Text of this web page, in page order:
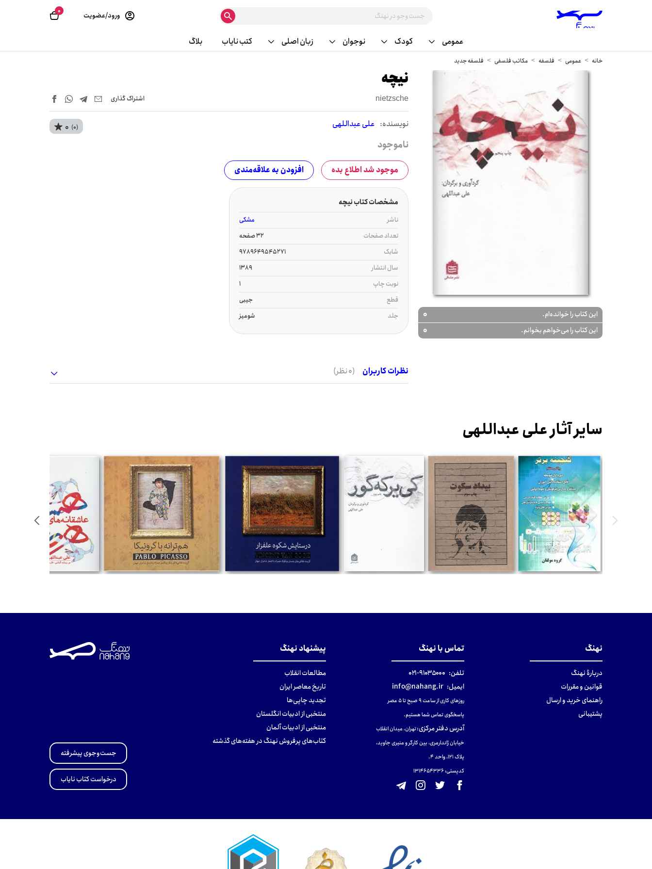
0 ورود/عضویت
عمومی کودک نوجوان زبان اصلی کتب نایاب بلاگ
خانه عمومی فلسفه مکاتب فلسفی فلسفه جدید
این کتاب را خوانده‌ام. 0
این کتاب را می‌خواهم بخوانم. 0
نیچه
nietzsche اشتراک‌ گذاری
نويسنده: علی عبداللهی 0 (0)
ناموجود
موجود شد اطلاع بده افزودن به علاقه‌مندی
مشخصات کتاب نیچه
ناشر
مشکی
تعداد صفحات
32 صفحه
شابک
9789649545271
سال انتشار
1389
نوبت چاپ
1
قطع
جیبی
جلد
شومیز
نظرات کاربران (0 نظر)
سایر آثار علی عبداللهی
نهنگ
دربارهٔ نهنگ
قوانین و مقررات
راهنمای خرید و ارسال
پشتیبانی
تماس با نهنگ
تلفن: ۹۱۰۳۵۰۰۰-۰۲۱
ایمیل: info@nahang.ir
روزهای کاری از ساعت ۹ صبح تا ۵ عصر
پاسخگوی تماس شما هستیم.
آدرس دفتر مرکزی:تهران، میدان انقلاب
خیابان ژاندارمری، بین کارگر و منیری جاوید،
پلاک 121، واحد ۴.
کدپستی: 131465433۶
پیشنهاد نهنگ
مطالعات انقلاب
تاریخ معاصر ایران
تجدید چاپی‌ها
منتخبی از ادبیات انگلستان
منتخبی از ادبیات آلمان
کتاب‌های پرفروش نهنگ در هفته‌های گذشته
جست‌وجوی پیشرفته
درخواست کتاب نایاب